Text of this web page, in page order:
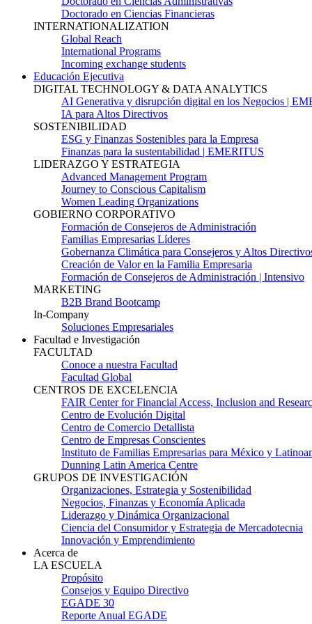
Doctorado en Ciencias Financieras
INTERNATIONALIZATION
Global Reach
International Programs
Incoming exchange students
Educación Ejecutiva
DIGITAL TECHNOLOGY & DATA ANALYTICS
AI Generativa y disrupción digital en los Negocios |
IA para Altos Directivos
SOSTENIBILIDAD
ESG y Finanzas Sostenibles para la Empresa
Finanzas para la sustentabilidad | EMERITUS
LIDERAZGO Y ESTRATEGIA
Advanced Management Program
Journey to Conscious Capitalism
Women Leading Organizations
GOBIERNO CORPORATIVO
Formación de Consejeros de Administración
Familias Empresarias Líderes
Gobernanza Climática para Consejeros y Altos
Creación de Valor en la Familia Empresaria
Formación de Consejeros de Administración | Intensivo
MARKETING
B2B Brand Bootcamp
In-Company
Soluciones Empresariales
Facultad e Investigación
FACULTAD
Conoce a nuestra Facultad
Facultad Global
CENTROS DE EXCELENCIA
FAIR Center for Financial Access, Inclusion and
Centro de Evolución Digital
Centro de Comercio Detallista
Centro de Empresas Conscientes
Instituto de Familias Empresarias para México y
Dunning Latin America Centre
GRUPOS DE INVESTIGACIÓN
Organizaciones, Estrategia y Sostenibilidad
Negocios, Finanzas y Economía Aplicada
Liderazgo y Dinámica Organizacional
Ciencia del Consumidor y Estrategia de Mercadotecnia
Innovación y Emprendimiento
Acerca de
LA ESCUELA
Propósito
Consejos y Equipo Directivo
EGADE 30
Reporte Anual EGADE